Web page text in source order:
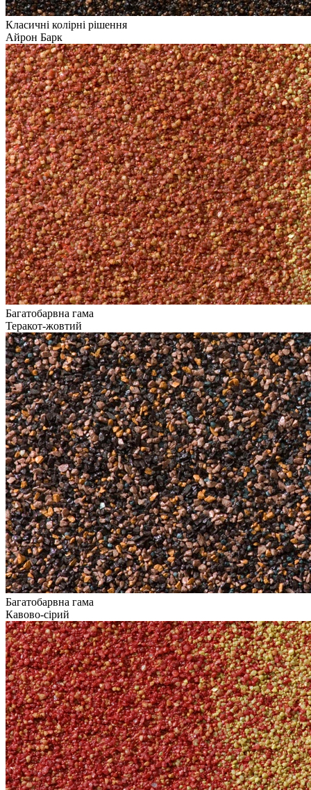
Класичні колірні рішення
Айрон Барк
Багатобарвна гама
Теракот-жовтий
Багатобарвна гама
Кавово-сірий